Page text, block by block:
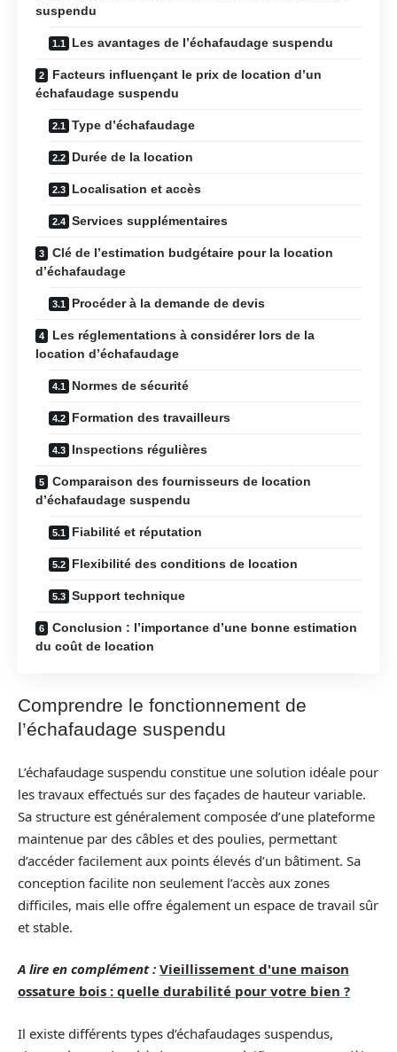
suspendu
Les avantages de l’échafaudage suspendu
Facteurs influençant le prix de location d’un
échafaudage suspendu
Type d’échafaudage
Durée de la location
Localisation et accès
Services supplémentaires
Clé de l’estimation budgétaire pour la location
d’échafaudage
Procéder à la demande de devis
Les réglementations à considérer lors de la
location d’échafaudage
Normes de sécurité
Formation des travailleurs
Inspections régulières
Comparaison des fournisseurs de location
d’échafaudage suspendu
Fiabilité et réputation
Flexibilité des conditions de location
Support technique
Conclusion : l’importance d’une bonne estimation
du coût de location
Comprendre le fonctionnement de
l’échafaudage suspendu
L’échafaudage suspendu constitue une solution idéale pour
les travaux effectués sur des façades de hauteur variable.
Sa structure est généralement composée d’une plateforme
maintenue par des câbles et des poulies, permettant
d’accéder facilement aux points élevés d’un bâtiment. Sa
conception facilite non seulement l’accès aux zones
difficiles, mais elle offre également un espace de travail sûr
et stable.
A lire en complément : Vieillissement d'une maison
ossature bois : quelle durabilité pour votre bien ?
Il existe différents types d’échafaudages suspendus,